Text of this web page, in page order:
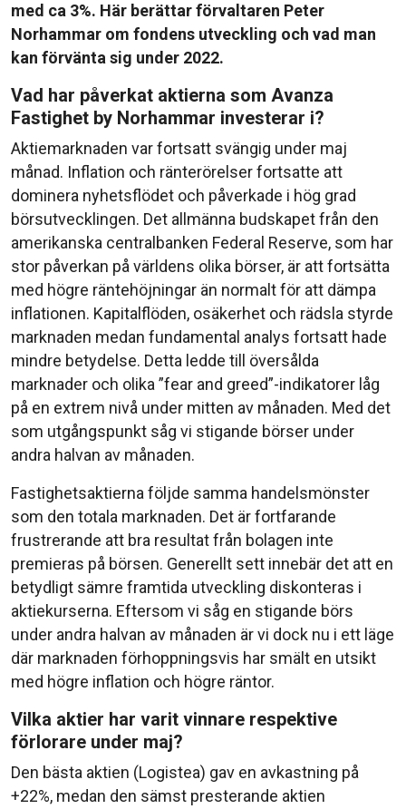
med ca 3%. Här berättar förvaltaren Peter
Norhammar om fondens utveckling och vad man
kan förvänta sig under 2022.
Vad har påverkat aktierna som Avanza
Fastighet by Norhammar investerar i?
Aktiemarknaden var fortsatt svängig under maj
månad. Inflation och ränterörelser fortsatte att
dominera nyhetsflödet och påverkade i hög grad
börsutvecklingen. Det allmänna budskapet från den
amerikanska centralbanken Federal Reserve, som har
stor påverkan på världens olika börser, är att fortsätta
med högre räntehöjningar än normalt för att dämpa
inflationen. Kapitalflöden, osäkerhet och rädsla styrde
marknaden medan fundamental analys fortsatt hade
mindre betydelse. Detta ledde till översålda
marknader och olika ”fear and greed”-indikatorer låg
på en extrem nivå under mitten av månaden. Med det
som utgångspunkt såg vi stigande börser under
andra halvan av månaden.
Fastighetsaktierna följde samma handelsmönster
som den totala marknaden. Det är fortfarande
frustrerande att bra resultat från bolagen inte
premieras på börsen. Generellt sett innebär det att en
betydligt sämre framtida utveckling diskonteras i
aktiekurserna. Eftersom vi såg en stigande börs
under andra halvan av månaden är vi dock nu i ett läge
där marknaden förhoppningsvis har smält en utsikt
med högre inflation och högre räntor.
Vilka aktier har varit vinnare respektive
förlorare under maj?
Den bästa aktien (Logistea) gav en avkastning på
+22%, medan den sämst presterande aktien